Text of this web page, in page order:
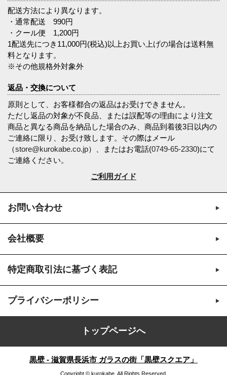
配送方法により異なります。
・通常配送 990円
・クール便 1,200円
1配送先につき11,000円(税込)以上お買い上げの場合は送料無
料となります。
※その他規格外対象外
返品・交換について
原則として、お客様都合の返品はお受けできません。
ただし返品の対象が不良品、または誤配等の理由により注文
商品と異なる商品を納品した場合のみ、商品到着後3日以内の
ご連絡に限り、お受け致します。その際はメール
（store@kurokabe.co.jp）、またはお電話(0749-65-2330)にて
ご連絡ください。
ご利用ガイド
お問い合わせ
会社概要
特定商取引法に基づく表記
プライバシーポリシー
トップページへ
黒壁 - 滋賀県長浜市 ガラスの街「黒壁スクエア」
Copyright © kurokabe. All Rights Reserved.